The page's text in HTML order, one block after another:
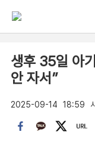
생후 35일 아
안 자서”
2025-09-14 18:59